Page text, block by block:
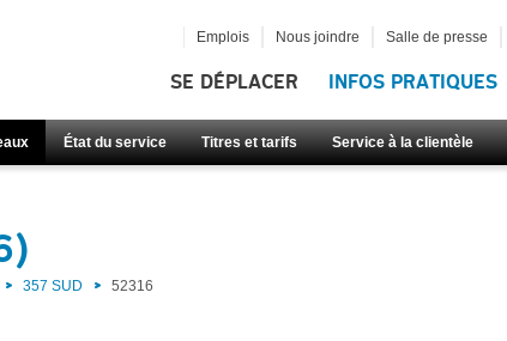
SE DÉPLACER INFOS PRATIQUES
État du service Titres et tarifs Service à la clientèle
Emplois Nous joindre Salle de presse
357 SUD 52316